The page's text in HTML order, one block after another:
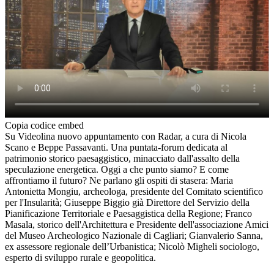
Copia codice embed
Su Videolina nuovo appuntamento con Radar, a cura di Nicola
Scano e Beppe Passavanti. Una puntata-forum dedicata al
patrimonio storico paesaggistico, minacciato dall'assalto della
speculazione energetica. Oggi a che punto siamo? E come
affrontiamo il futuro? Ne parlano gli ospiti di stasera: Maria
Antonietta Mongiu, archeologa, presidente del Comitato scientifico
per l'Insularità; Giuseppe Biggio già Direttore del Servizio della
Pianificazione Territoriale e Paesaggistica della Regione; Franco
Masala, storico dell'Architettura e Presidente dell'associazione Amici
del Museo Archeologico Nazionale di Cagliari; Gianvalerio Sanna,
ex assessore regionale dell’Urbanistica; Nicolò Migheli sociologo,
esperto di sviluppo rurale e geopolitica.